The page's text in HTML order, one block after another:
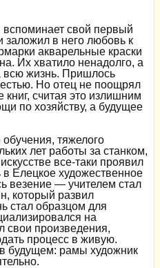
свой первый
заложил в него любовь к
акварельные краски
Их хватило ненадолго, а
всю жизнь. Пришлось
Но отец не поощрял
книг, считая это излишним
по хозяйству, а будущее
тяжелого
лет работы за станком,
все-таки проявил
в Елецкое художественное
везение — учителем стал
который развил
стал образцом для
на
свои произведения,
процесс в живую.
будущем: рамы художник